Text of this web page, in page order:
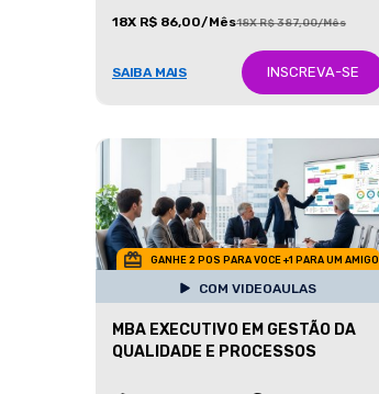
18X R$ 86,00/Mês18X R$ 387,00/Mês
SAIBA MAIS INSCREVA-SE
GANHE 2 POS PARA VOCE +1 PARA UM AMIGO
COM VIDEOAULAS
MBA EXECUTIVO EM GESTÃO DA
QUALIDADE E PROCESSOS